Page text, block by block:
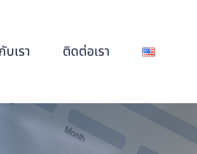
เรา ติดต่อเรา